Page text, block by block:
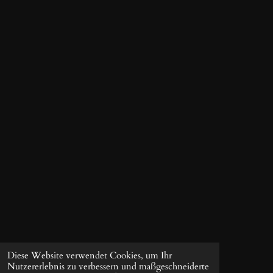
Diese Website verwendet Cookies, um Ihr
Nutzererlebnis zu verbessern und maßgeschneiderte